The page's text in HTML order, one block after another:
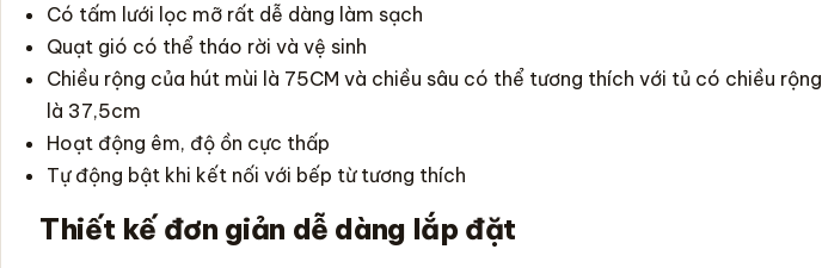
Có tấm lưới lọc mỡ rất dễ dàng làm sạch
Quạt gió có thể tháo rời và vệ sinh
Chiều rộng của hút mùi là 75CM và chiều sâu có thể tương thích với tủ có chiều rộng
là 37,5cm
Hoạt động êm, độ ồn cực thấp
Tự động bật khi kết nối với bếp từ tương thích
Thiết kế đơn giản dễ dàng lắp đặt